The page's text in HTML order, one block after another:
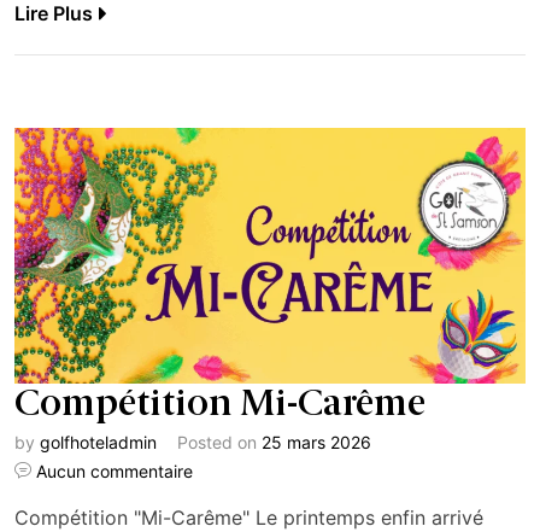
Lire Plus
Compétition Mi-Carême
by golfhoteladmin Posted on 25 mars 2026
Aucun commentaire
Compétition "Mi-Carême" Le printemps enfin arrivé